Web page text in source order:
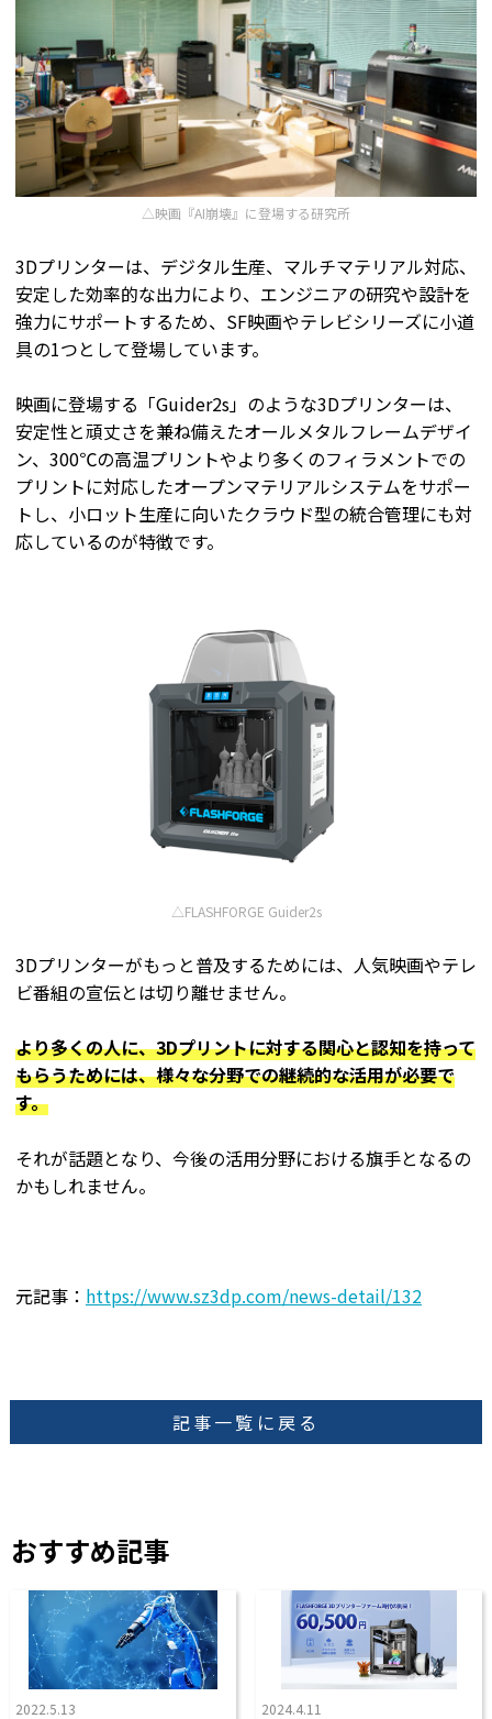
△映画『AI崩壊』に登場する研究所
3Dプリンターは、デジタル生産、マルチマテリアル対応、
安定した効率的な出力により、エンジニアの研究や設計を
強力にサポートするため、SF映画やテレビシリーズに小道
具の1つとして登場しています。
映画に登場する「Guider2s」のような3Dプリンターは、
安定性と頑丈さを兼ね備えたオールメタルフレームデザイ
ン、300℃の高温プリントやより多くのフィラメントでの
プリントに対応したオープンマテリアルシステムをサポー
トし、小ロット生産に向いたクラウド型の統合管理にも対
応しているのが特徴です。
△FLASHFORGE Guider2s
3Dプリンターがもっと普及するためには、人気映画やテレ
ビ番組の宣伝とは切り離せません。
より多くの人に、3Dプリントに対する関心と認知を持って
もらうためには、様々な分野での継続的な活用が必要で
す。
それが話題となり、今後の活用分野における旗手となるの
かもしれません。
元記事： https://www.sz3dp.com/news-detail/132
記事一覧に戻る
おすすめ記事
2022.5.13 2024.4.11